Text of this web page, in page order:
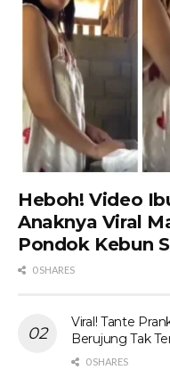
Heboh! Video
Anaknya Viral
Pondok Kebun
0 SHARES
Viral! Tante
Berujung Tak
0 SHARES